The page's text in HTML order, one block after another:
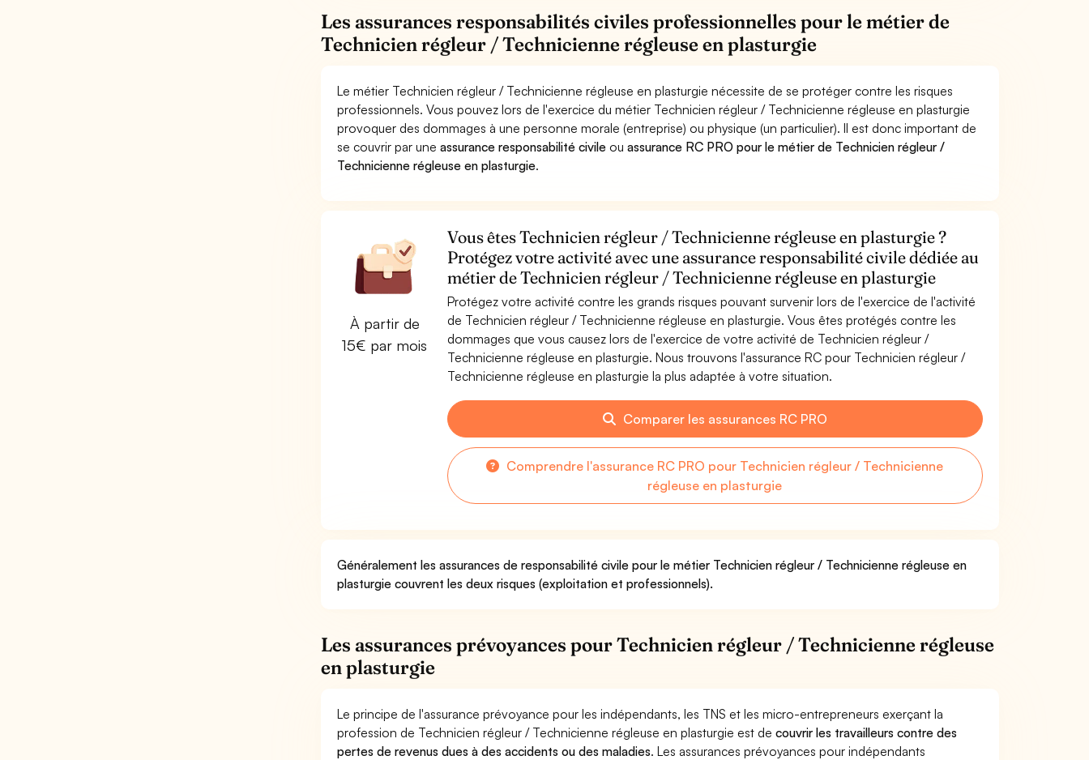
Les assurances responsabilités civiles professionnelles pour le métier de
Technicien régleur / Technicienne régleuse en plasturgie
Le métier Technicien régleur / Technicienne régleuse en plasturgie nécessite de se protéger contre les risques
professionnels. Vous pouvez lors de l'exercice du métier Technicien régleur / Technicienne régleuse en plasturgie
provoquer des dommages à une personne morale (entreprise) ou physique (un particulier). Il est donc important de
se couvrir par uneassurance responsabilité civile ouassurance RC PRO pour le métier de Technicien régleur /
Technicienne régleuse en plasturgie.
À partir de
15€ par mois
Vous êtes Technicien régleur / Technicienne régleuse en plasturgie ?
Protégez votre activité avec une assurance responsabilité civile dédiée au
métier de Technicien régleur / Technicienne régleuse en plasturgie
Protégez votre activité contre les grands risques pouvant survenir lors de l'exercice de l'activité
de Technicien régleur / Technicienne régleuse en plasturgie. Vous êtes protégés contre les
dommages que vous causez lors de l'exercice de votre activité de Technicien régleur /
Technicienne régleuse en plasturgie. Nous trouvons l'assurance RC pour Technicien régleur /
Technicienne régleuse en plasturgie la plus adaptée à votre situation.
Comparer les assurances RC PRO
Comprendre l'assurance RC PRO pour Technicien régleur / Technicienne
régleuse en plasturgie
Généralement les assurances de responsabilité civile pour le métier Technicien régleur / Technicienne régleuse en
plasturgie couvrent les deux risques (exploitation et professionnels).
Les assurances prévoyances pour Technicien régleur / Technicienne régleuse
en plasturgie
Le principe de l'assurance prévoyance pour les indépendants, les TNS et les micro-entrepreneurs exerçant la
profession de Technicien régleur / Technicienne régleuse en plasturgie est decouvrir les travailleurs contre des
pertes de revenus dues à des accidents ou des maladies. Les assurances prévoyances pour indépendants